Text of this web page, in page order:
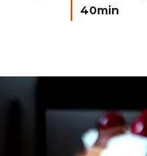
40min